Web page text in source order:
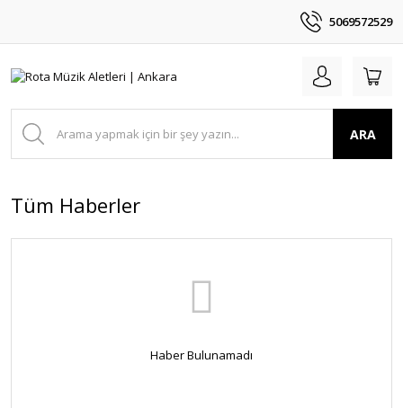
5069572529
ARA
Tüm Haberler
Haber Bulunamadı